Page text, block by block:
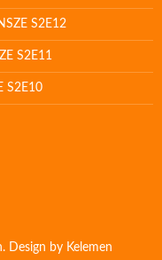
S2E12
S2E11
S2E10
Design by Kelemen